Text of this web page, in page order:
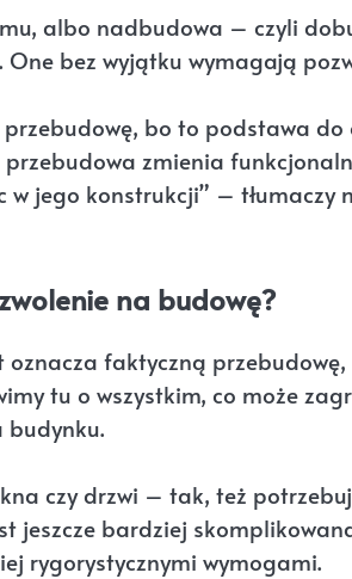
albo nadbudowa – czyli
bez wyjątku wymagają
bo to podstawa do
zmienia
jego konstrukcji” – tłumaczy
na budowę?
faktyczną
tu o wszystkim, co może
budynku.
czy drzwi – tak, też
jeszcze bardziej
rygorystycznymi wymogami.